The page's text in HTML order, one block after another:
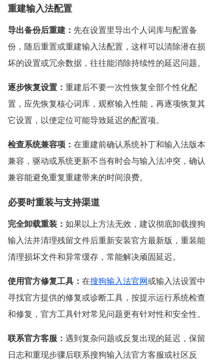
重建输入法配置
导出备份后重建： 先在设置里导出个人词库与配置备
份，随后重置或重建输入法配置，这样可以清除潜在损
坏的设置或冗余数据，往往能消除持续性的延迟问题。
逐步恢复设置： 重建后不要一次性恢复全部个性化配
置，应先恢复核心词库，观察输入性能，再逐项恢复其
它设置，以便定位可能导致延迟的配置项。
检查系统兼容项： 在重建前确认系统补丁和输入法版本
兼容，驱动或系统更新不当有时会与输入法冲突，确认
兼容能避免重复重建带来的时间浪费。
必要时重装与支持渠道
完全卸载重装： 如果以上方法无效，建议彻底卸载搜狗
输入法并清理残留文件后重新安装官方最新版，重装能
清理损坏文件和异常缓存，常能解决顽固延迟。
使用官方修复工具： 在搜狗输入法官网或输入法设置中
寻找官方提供的修复或诊断工具，按提示运行系统检查
和修复，官方工具针对常见问题更有针对性和安全性。
联系官方客服： 遇到复杂问题或反复出现的延迟，保留
日志和重现步骤后联系搜狗输入法官方客服或社区反